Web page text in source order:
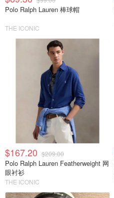
Polo Ralph Lauren 棒球帽
THE ICONIC
$167.20 $209.00
Polo Ralph Lauren Featherweight 网
眼衬衫
THE ICONIC